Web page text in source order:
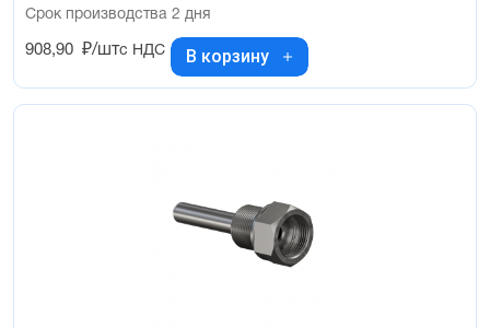
Срок производства 2 дня
908,90 ₽/штс НДС В корзину